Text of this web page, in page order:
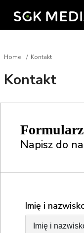
Home Kontakt
Kontakt
Napisz do
Imię i